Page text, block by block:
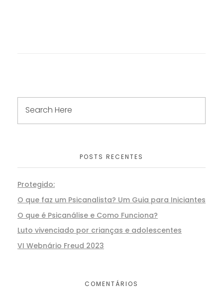
POSTS RECENTES
Protegido:
O que faz um Psicanalista? Um Guia para Iniciantes
O que é Psicanálise e Como Funciona?
Luto vivenciado por crianças e adolescentes
VI Webnário Freud 2023
COMENTÁRIOS